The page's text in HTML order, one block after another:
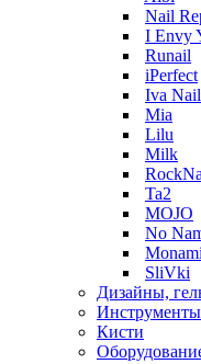
Nail
I Envy
Runail
iPerfect
Iva
Mia
Lilu
Milk
Ta2
MOJO
No
Monami
SliVki
Дизайны,
Инструменты
Кисти